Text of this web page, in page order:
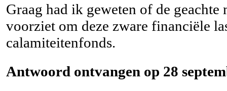
Graag had ik geweten of de
voorziet om deze zware financiële
calamiteitenfonds.
Antwoord ontvangen op 28